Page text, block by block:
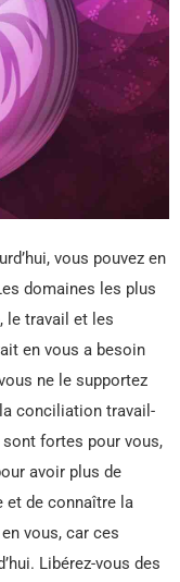
vous pouvez en
domaines les plus
le travail et les
en vous a besoin
ne le supportez
conciliation travail-
fortes pour vous,
avoir plus de
et de connaître la
vous, car ces
Libérez-vous des